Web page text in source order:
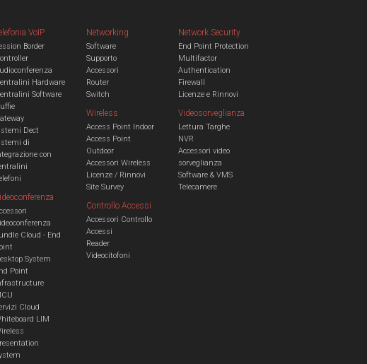
VoIP
Border
Hardware
Software
Dect
di
con
Cloud - End
System
Point
Cloud
LIM
Networking
Software
Supporto
Accessori
Router
Switch
Wireless
Access Point Indoor
Access Point
Outdoor
Accessori Wireless
Licenze / Rinnovi
Site Survey
Network Security
End Point Protection
Multifactor
Authentication
Firewall
Licenze e Rinnovi
Videosorveglianza
Lettura Targhe
NVR
Accessori video
sorveglianza
Software & VMS
Telecamere
Controllo Accessi
Accessori Controllo
Accessi
Reader
Videocitofoni